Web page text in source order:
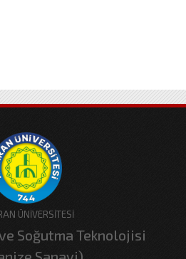
ÜNİVERSİTESİ
Soğutma Teknolojisi